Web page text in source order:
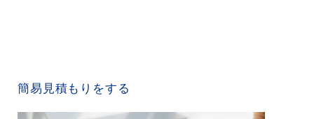
簡易見積もりをする